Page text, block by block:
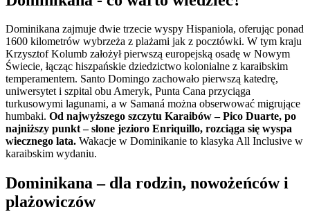
Dominikana zajmuje dwie trzecie wyspy Hispaniola, oferując ponad
1600 kilometrów wybrzeża z plażami jak z pocztówki. W tym kraju
Krzysztof Kolumb założył pierwszą europejską osadę w Nowym
Świecie, łącząc hiszpańskie dziedzictwo kolonialne z karaibskim
temperamentem. Santo Domingo zachowało pierwszą katedrę,
uniwersytet i szpital obu Ameryk, Punta Cana przyciąga
turkusowymi lagunami, a w Samaná można obserwować migrujące
humbaki. Od najwyższego szczytu Karaibów – Pico Duarte, po
najniższy punkt – słone jezioro Enriquillo, rozciąga się wyspa
wiecznego lata. Wakacje w Dominikanie to klasyka All Inclusive w
karaibskim wydaniu.
Dominikana – dla rodzin, nowożeńców i
plażowiczów